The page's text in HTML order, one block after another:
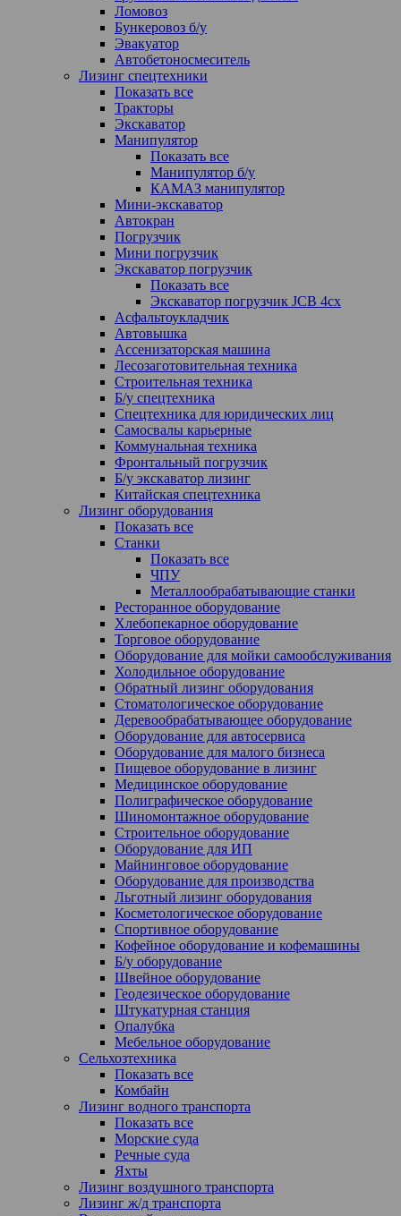
Ломовоз
Бункеровоз б/у
Эвакуатор
Автобетоносмеситель
Лизинг спецтехники
Показать все
Тракторы
Экскаватор
Манипулятор
Показать все
Манипулятор б/у
КАМАЗ манипулятор
Мини-экскаватор
Автокран
Погрузчик
Мини погрузчик
Экскаватор погрузчик
Показать все
Экскаватор погрузчик JCB 4cx
Асфальтоукладчик
Автовышка
Ассенизаторская машина
Лесозаготовительная техника
Строительная техника
Б/у спецтехника
Спецтехника для юридических лиц
Самосвалы карьерные
Коммунальная техника
Фронтальный погрузчик
Б/у экскаватор лизинг
Китайская спецтехника
Лизинг оборудования
Показать все
Станки
Показать все
ЧПУ
Металлообрабатывающие станки
Ресторанное оборудование
Хлебопекарное оборудование
Торговое оборудование
Оборудование для мойки самообслуживания
Холодильное оборудование
Обратный лизинг оборудования
Стоматологическое оборудование
Деревообрабатывающее оборудование
Оборудование для автосервиса
Оборудование для малого бизнеса
Пищевое оборудование в лизинг
Медицинское оборудование
Полиграфическое оборудование
Шиномонтажное оборудование
Строительное оборудование
Оборудование для ИП
Майнинговое оборудование
Оборудование для производства
Льготный лизинг оборудования
Косметологическое оборудование
Спортивное оборудование
Кофейное оборудование и кофемашины
Б/у оборудование
Швейное оборудование
Геодезическое оборудование
Штукатурная станция
Опалубка
Мебельное оборудование
Сельхозтехника
Показать все
Комбайн
Лизинг водного транспорта
Показать все
Морские суда
Речные суда
Яхты
Лизинг воздушного транспорта
Лизинг ж/д транспорта